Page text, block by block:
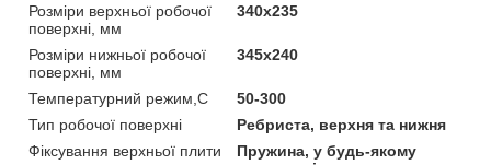
Розміри верхньої робочої
поверхні, мм
340х235
Розміри нижньої робочої
поверхні, мм
345х240
Температурний режим,С
50-300
Тип робочої поверхні
Ребриста, верхня та нижня
Фіксування верхньої плити
Пружина, у будь-якому